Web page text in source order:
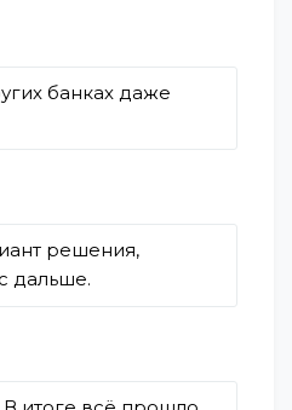
банках даже
решения,
дальше.